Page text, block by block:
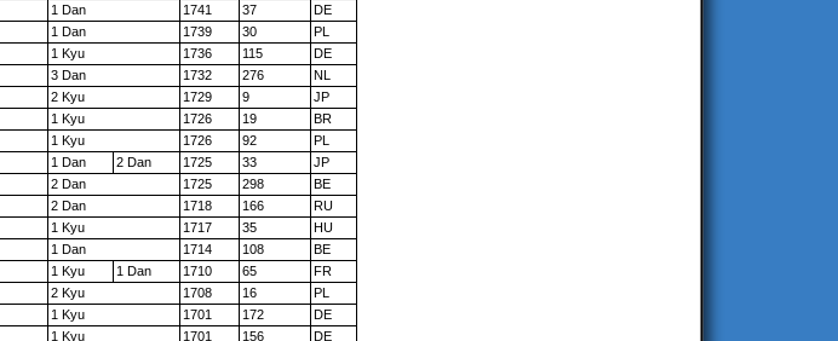
1 Dan 1741 37
DE
1 Dan 1739 30
PL
1 Kyu 1736 115
DE
3 Dan 1732 276
NL
2 Kyu 1729 9
JP
1 Kyu 1726 19
BR
1 Kyu 1726 92
PL
1 Dan 2 Dan 1725 33
JP
2 Dan 1725 298
BE
2 Dan 1718 166
RU
1 Kyu 1717 35
HU
1 Dan 1714 108
BE
1 Kyu 1 Dan 1710 65
FR
2 Kyu 1708 16
PL
1 Kyu 1701 172
DE
1 Kyu 1701 156
DE